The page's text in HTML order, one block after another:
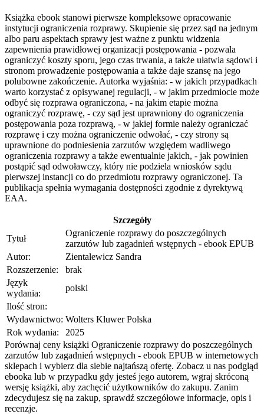
Książka ebook stanowi pierwsze kompleksowe opracowanie
instytucji ograniczenia rozprawy. Skupienie się przez sąd na jednym
albo paru aspektach sprawy jest ważne z punktu widzenia
zapewnienia prawidłowej organizacji postępowania - pozwala
ograniczyć koszty sporu, jego czas trwania, a także ułatwia sądowi i
stronom prowadzenie postępowania a także daje szansę na jego
polubowne zakończenie. Autorka wyjaśnia: - w jakich przypadkach
warto korzystać z opisywanej regulacji, - w jakim przedmiocie może
odbyć się rozprawa ograniczona, - na jakim etapie można
ograniczyć rozprawę, - czy sąd jest uprawniony do ograniczenia
postępowania poza rozprawą, - w jakiej formie należy ograniczać
rozprawę i czy można ograniczenie odwołać, - czy strony są
uprawnione do podniesienia zarzutów względem wadliwego
ograniczenia rozprawy a także ewentualnie jakich, - jak powinien
postąpić sąd odwoławczy, który nie podziela wniosków sądu
pierwszej instancji co do przedmiotu rozprawy ograniczonej. Ta
publikacja spełnia wymagania dostępności zgodnie z dyrektywą
EAA.
Szczegóły
Tytuł
Ograniczenie rozprawy do poszczególnych
zarzutów lub zagadnień wstępnych - ebook EPUB
Autor:
Zientalewicz Sandra
Rozszerzenie:
brak
Język
wydania:
polski
Ilość stron:
Wydawnictwo: Wolters Kluwer Polska
Rok wydania:
2025
Porównaj ceny książki Ograniczenie rozprawy do poszczególnych
zarzutów lub zagadnień wstępnych - ebook EPUB w internetowych
sklepach i wybierz dla siebie najtańszą ofertę. Zobacz u nas podgląd
ebooka lub w przypadku gdy jesteś jego autorem, wgraj skróconą
wersję książki, aby zachęcić użytkowników do zakupu. Zanim
zdecydujesz się na zakup, sprawdź szczegółowe informacje, opis i
recenzje.